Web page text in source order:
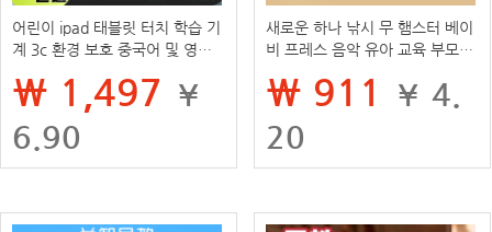
어린이 ipad 태블릿 터치 학습 기
계 3c 환경 보호 중국어 및 영어
감 어린이 장난감
₩ 1,497 ¥
6.90
새로운 하나 낚시 무 햄스터 베이
비 프레스 음악 유아 교육 부모와
도매
₩ 911
¥ 4.
20